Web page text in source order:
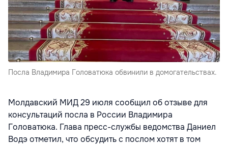
Посла Владимира Головатюка обвинили в домогательствах.
Молдавский МИД 29 июля сообщил об отзыве для
консультаций посла в России Владимира
Головатюка. Глава пресс-службы ведомства Даниел
Водэ отметил, что обсудить с послом хотят в том